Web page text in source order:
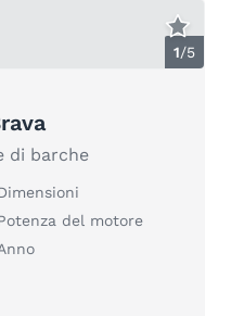
1/5
di barche
del motore